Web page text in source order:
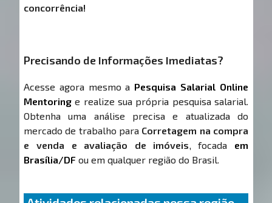
concorrência!
Precisando de Informações Imediatas?
Acesse agora mesmo a Pesquisa Salarial Online
Mentoring e realize sua própria pesquisa salarial.
Obtenha uma análise precisa e atualizada do
mercado de trabalho para Corretagem na compra
e venda e avaliação de imóveis, focada em
Brasília/DF ou em qualquer região do Brasil.